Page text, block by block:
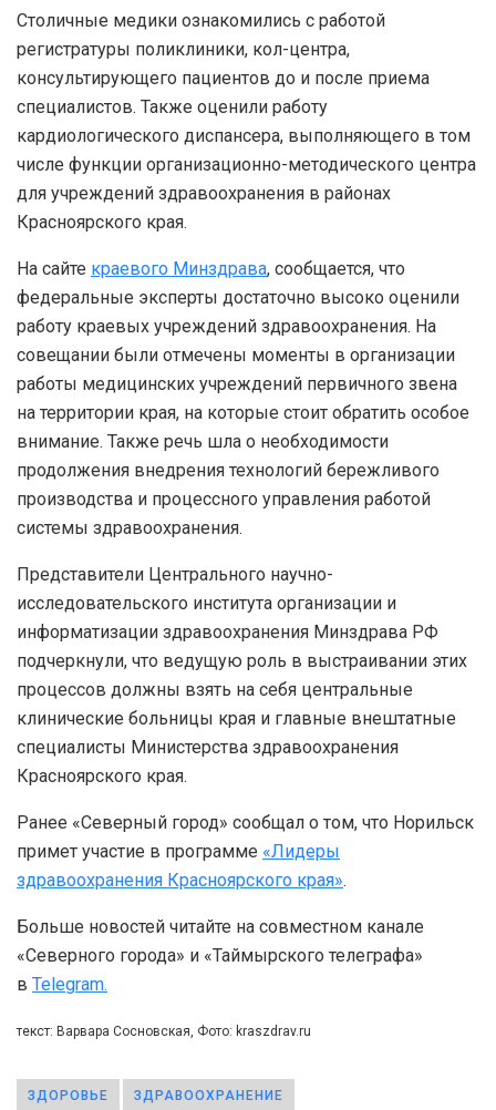
Столичные медики ознакомились с работой
регистратуры поликлиники, кол-центра,
консультирующего пациентов до и после приема
специалистов. Также оценили работу
кардиологического диспансера, выполняющего в том
числе функции организационно-методического центра
для учреждений здравоохранения в районах
Красноярского края.
На сайте краевого Минздрава, сообщается, что
федеральные эксперты достаточно высоко оценили
работу краевых учреждений здравоохранения. На
совещании были отмечены моменты в организации
работы медицинских учреждений первичного звена
на территории края, на которые стоит обратить особое
внимание. Также речь шла о необходимости
продолжения внедрения технологий бережливого
производства и процессного управления работой
системы здравоохранения.
Представители Центрального научно-
исследовательского института организации и
информатизации здравоохранения Минздрава РФ
подчеркнули, что ведущую роль в выстраивании этих
процессов должны взять на себя центральные
клинические больницы края и главные внештатные
специалисты Министерства здравоохранения
Красноярского края.
Ранее «Северный город» сообщал о том, что Норильск
примет участие в программе «Лидеры
здравоохранения Красноярского края».
Больше новостей читайте на совместном канале
«Северного города» и «Таймырского телеграфа»
в Telegram.
текст: Варвара Сосновская, Фото: kraszdrav.ru
ЗДОРОВЬЕ ЗДРАВООХРАНЕНИЕ